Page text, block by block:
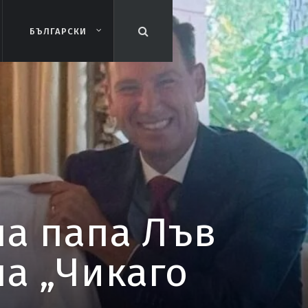
БЪЛГАРСКИ
БЪЛГАРСКИ
папа Лъв
„Чикаго